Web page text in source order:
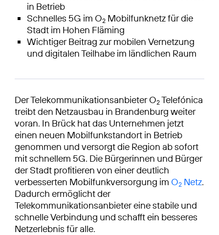
in Betrieb
Schnelles 5G im O2 Mobilfunknetz für die
Stadt im Hohen Fläming
Wichtiger Beitrag zur mobilen Vernetzung
und digitalen Teilhabe im ländlichen Raum
Der Telekommunikationsanbieter O2Telefónica
treibt den Netzausbau in Brandenburg weiter
voran. In Brück hat das Unternehmen jetzt
einen neuen Mobilfunkstandort in Betrieb
genommen und versorgt die Region ab sofort
mit schnellem 5G. Die Bürgerinnen und Bürger
der Stadt profitieren von einer deutlich
verbesserten Mobilfunkversorgung im O2 Netz.
Dadurch ermöglicht der
Telekommunikationsanbieter eine stabile und
schnelle Verbindung und schafft ein besseres
Netzerlebnis für alle.